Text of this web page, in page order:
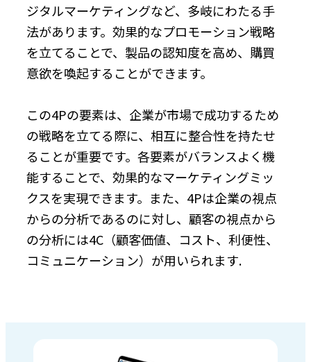
ジタルマーケティングなど、多岐にわたる手
法があります。効果的なプロモーション戦略
を立てることで、製品の認知度を高め、購買
意欲を喚起することができます。
この4Pの要素は、企業が市場で成功するため
の戦略を立てる際に、相互に整合性を持たせ
ることが重要です。各要素がバランスよく機
能することで、効果的なマーケティングミッ
クスを実現できます。また、4Pは企業の視点
からの分析であるのに対し、顧客の視点から
の分析には4C（顧客価値、コスト、利便性、
コミュニケーション）が用いられます.